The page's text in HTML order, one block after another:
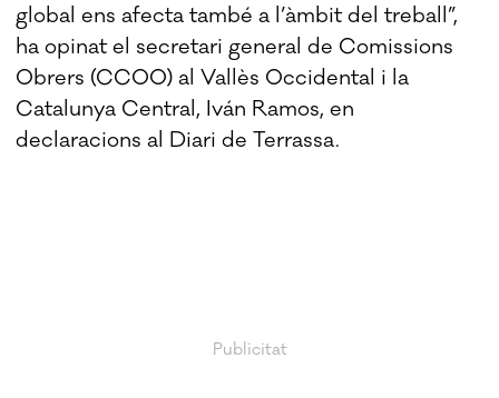
global ens afecta també a l’àmbit del treball”,
ha opinat el secretari general de Comissions
Obrers (CCOO) al Vallès Occidental i la
Catalunya Central, Iván Ramos, en
declaracions al Diari de Terrassa.